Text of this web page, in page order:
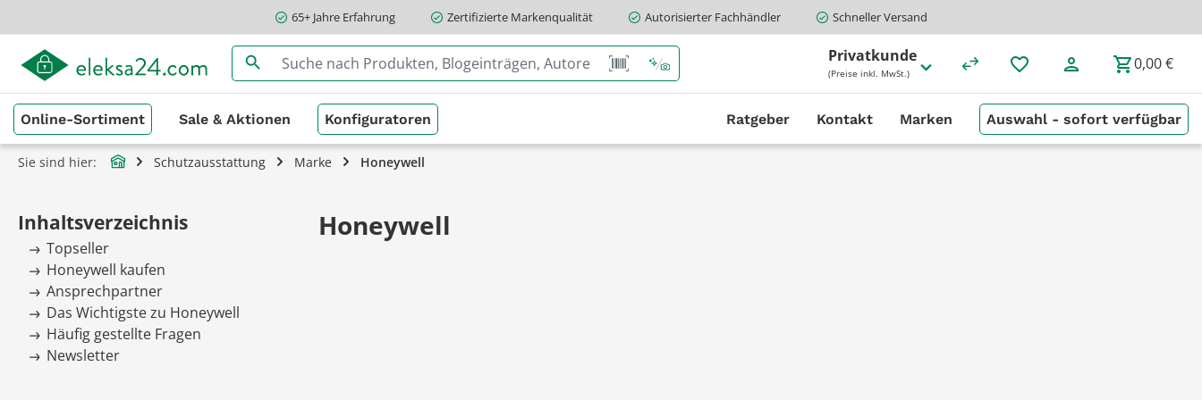
Zur Hauptnavigation springen65+ Jahre Erfahrung Zertifizierte Markenqualität Autorisierter Fachhändler Schneller Versand
Privatkunde
(Preise inkl. MwSt.) 0,00 €
Online-Sortiment Sale & Aktionen Konfiguratoren Ratgeber Kontakt Marken Auswahl - sofort verfügbar
Sie sind hier: Schutzausstattung Marke Honeywell
Inhaltsverzeichnis
Topseller
Honeywell kaufen
Ansprechpartner
Das Wichtigste zu Honeywell
Häufig gestellte Fragen
Newsletter
Honeywell